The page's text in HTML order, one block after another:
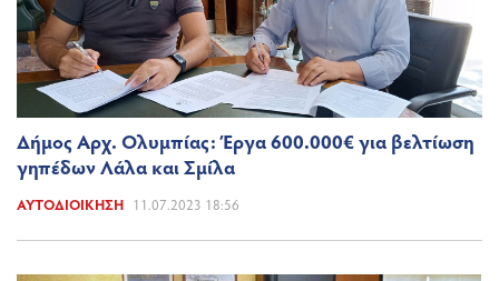
Δήμος Αρχ. Ολυμπίας: Έργα 600.000€ για βελτίωση
γηπέδων Λάλα και Σμίλα
ΑΥΤΟΔΙΟΊΚΗΣΗ 11.07.2023 18:56